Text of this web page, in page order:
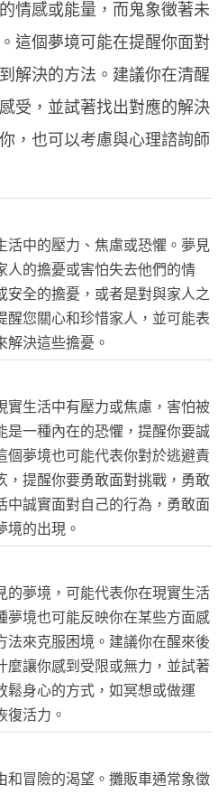
情感或能量，而鬼象徵著未
這個夢境可能在提醒你面對
解決的方法。建議你在清醒
受，並試著找出對應的解決
，也可以考慮與心理諮詢師
活中的壓力、焦慮或恐懼。夢見
人的擔憂或害怕失去他們的情
安全的擔憂，或者是對與家人之
醒您關心和珍惜家人，並可能表
解決這些擔憂。
實生活中有壓力或焦慮，害怕被
是一種內在的恐懼，提醒你要誠
個夢境也可能代表你對於逃避責
，提醒你要勇敢面對挑戰，勇敢
中誠實面對自己的行為，勇敢面
境的出現。
的夢境，可能代表你在現實生活
夢境也可能反映你在某些方面感
法來克服困境。建議你在醒來後
麼讓你感到受限或無力，並試著
鬆身心的方式，如冥想或做運
復活力。
和冒險的渴望。攤販車通常象徵